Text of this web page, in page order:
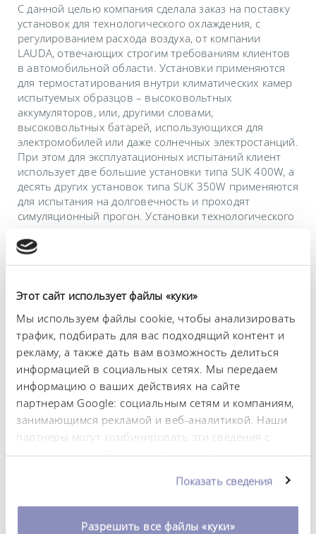
Этот сайт использует файлы «куки»
Мы используем файлы cookie, чтобы анализировать
трафик, подбирать для вас подходящий контент и
рекламу, а также дать вам возможность делиться
информацией в социальных сетях. Мы передаем
информацию о ваших действиях на сайте
партнерам Google: социальным сетям и компаниям,
занимающимся рекламой и веб-аналитикой. Наши
партнеры могут комбинировать эти сведения с
предоставленной вами информацией, а также
использовании вами их сервисов. Вы можете
изменить или отозвать свое согласие в любое
время. Более подробную информацию об этом вы
Показать сведения
Разрешить все файлы «куки»
С данной целью компания сделала заказ на поставку
установок для технологического охлаждения, с
регулированием расхода воздуха, от компании
LAUDA, отвечающих строгим требованиям клиентов
в автомобильной области. Установки применяются
для термостатирования внутри климатических камер
испытуемых образцов – высоковольтных
аккумуляторов, или, другими словами,
высоковольтных батарей, использующихся для
электромобилей или даже солнечных электростанций.
При этом для эксплуатационных испытаний клиент
использует две большие установки типа SUK 400W, а
десять других установок типа SUK 350W применяются
для испытания на долговечность и проходят
симуляционный прогон. Установки технологического
термостатирование при температуре в диапазоне от
Особенность: LAUDA разрабатывает холодильные
установки с водно-гликолевой смесью в качестве
теплоносителя и с одноступенчатым холодильным
контуром. Благодаря отказу от использования
каскадной холодильной установки LAUDA может
гарантировать соответствие конструкции
требованиям завтрашнего дня с учетом Регламента
по фторсодержащим парниковым газам, поскольку не
требуется хладагент с высоким коэффициентом ПГП
для второй ступени. Для обеспечения точного
обладать достаточным резервом мощности.
замерзать при температуре ниже –45 °C (в
зависимости от концентрации), требуется абсолютно